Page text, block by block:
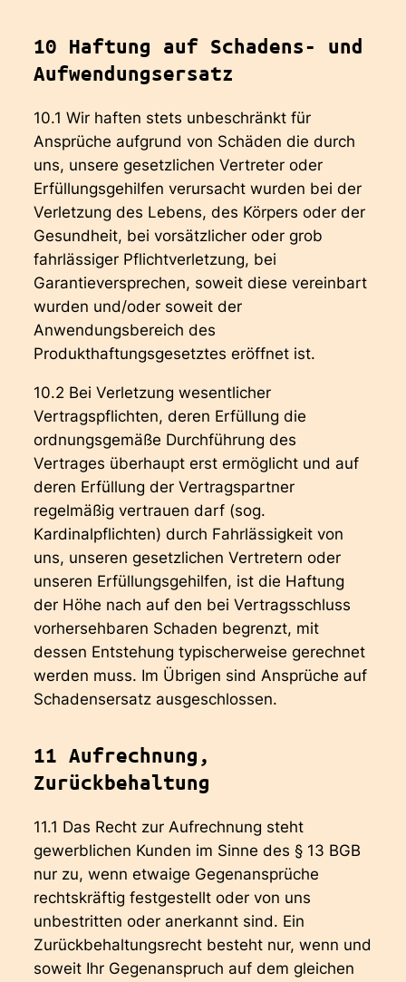
10 Haftung auf Schadens- und
Aufwendungsersatz
10.1 Wir haften stets unbeschränkt für
Ansprüche aufgrund von Schäden die durch
uns, unsere gesetzlichen Vertreter oder
Erfüllungsgehilfen verursacht wurden bei der
Verletzung des Lebens, des Körpers oder der
Gesundheit, bei vorsätzlicher oder grob
fahrlässiger Pflichtverletzung, bei
Garantieversprechen, soweit diese vereinbart
wurden und/oder soweit der
Anwendungsbereich des
Produkthaftungsgesetztes eröffnet ist.
10.2 Bei Verletzung wesentlicher
Vertragspflichten, deren Erfüllung die
ordnungsgemäße Durchführung des
Vertrages überhaupt erst ermöglicht und auf
deren Erfüllung der Vertragspartner
regelmäßig vertrauen darf (sog.
Kardinalpflichten) durch Fahrlässigkeit von
uns, unseren gesetzlichen Vertretern oder
unseren Erfüllungsgehilfen, ist die Haftung
der Höhe nach auf den bei Vertragsschluss
vorhersehbaren Schaden begrenzt, mit
dessen Entstehung typischerweise gerechnet
werden muss. Im Übrigen sind Ansprüche auf
Schadensersatz ausgeschlossen.
11 Aufrechnung,
Zurückbehaltung
11.1 Das Recht zur Aufrechnung steht
gewerblichen Kunden im Sinne des § 13 BGB
nur zu, wenn etwaige Gegenansprüche
rechtskräftig festgestellt oder von uns
unbestritten oder anerkannt sind. Ein
Zurückbehaltungsrecht besteht nur, wenn und
soweit Ihr Gegenanspruch auf dem gleichen